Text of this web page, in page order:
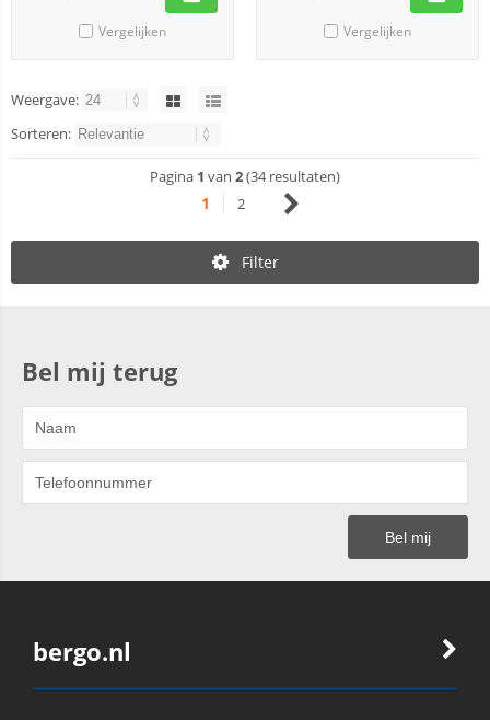
Vergelijken Vergelijken
Weergave:
Sorteren:
Pagina 1 van 2(34 resultaten)
1 2
Filter
Bel mij terug
bergo.nl